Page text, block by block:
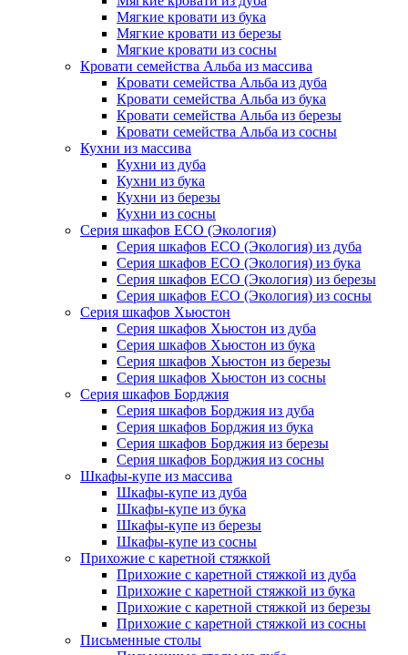
Мягкие кровати из бука
Мягкие кровати из березы
Мягкие кровати из сосны
Кровати семейства Альба из массива
Кровати семейства Альба из дуба
Кровати семейства Альба из бука
Кровати семейства Альба из березы
Кровати семейства Альба из сосны
Кухни из массива
Кухни из дуба
Кухни из бука
Кухни из березы
Кухни из сосны
Серия шкафов ECO (Экология)
Серия шкафов ECO (Экология) из дуба
Серия шкафов ECO (Экология) из бука
Серия шкафов ECO (Экология) из березы
Серия шкафов ECO (Экология) из сосны
Серия шкафов Хьюстон
Серия шкафов Хьюстон из дуба
Серия шкафов Хьюстон из бука
Серия шкафов Хьюстон из березы
Серия шкафов Хьюстон из сосны
Серия шкафов Борджия
Серия шкафов Борджия из дуба
Серия шкафов Борджия из бука
Серия шкафов Борджия из березы
Серия шкафов Борджия из сосны
Шкафы-купе из массива
Шкафы-купе из дуба
Шкафы-купе из бука
Шкафы-купе из березы
Шкафы-купе из сосны
Прихожие с каретной стяжкой
Прихожие с каретной стяжкой из дуба
Прихожие с каретной стяжкой из бука
Прихожие с каретной стяжкой из березы
Прихожие с каретной стяжкой из сосны
Письменные столы